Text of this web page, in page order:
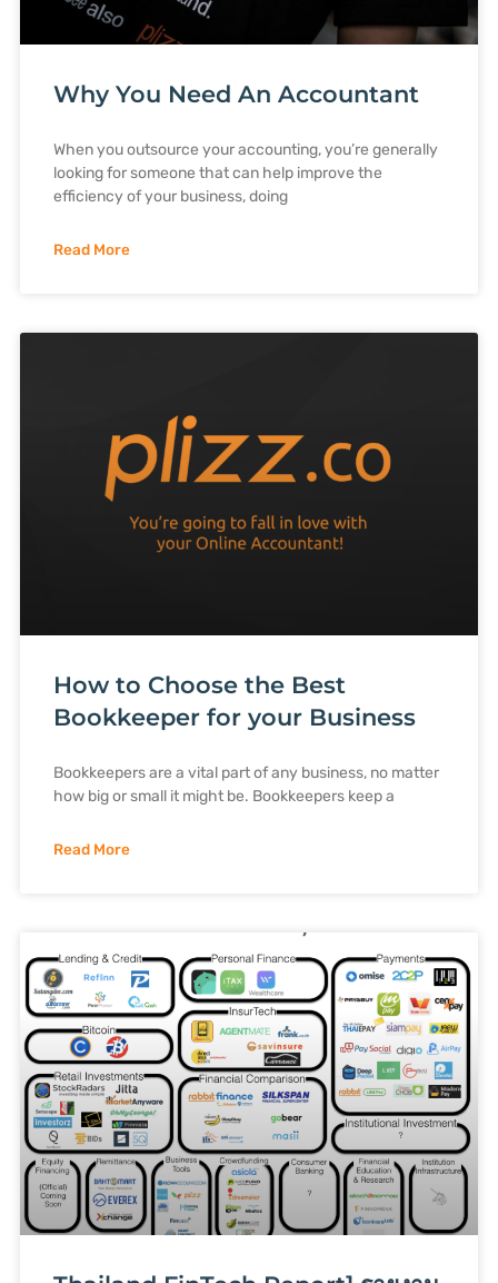
Why You Need An Accountant
When you outsource your accounting, you’re generally
looking for someone that can help improve the
efficiency of your business, doing
Read More
How to Choose the Best
Bookkeeper for your Business
Bookkeepers are a vital part of any business, no matter
how big or small it might be. Bookkeepers keep a
Read More